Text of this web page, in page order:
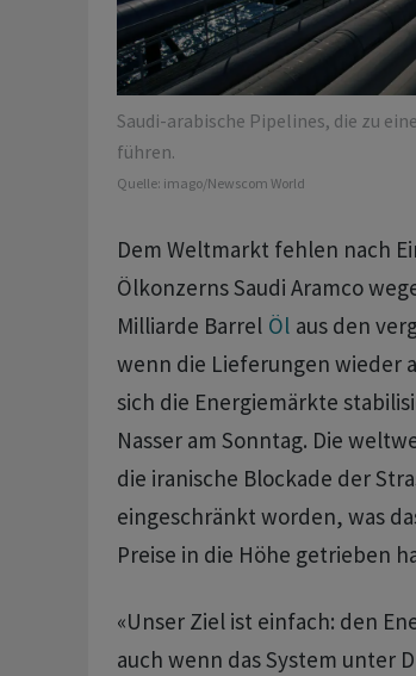
Saudi-arabische Pipelines, die zu
führen.
Quelle: imago/Newscom World
Dem Weltmarkt fehlen nach
Ölkonzerns Saudi Aramco
‌Milliarde ⁠Barrel Öl aus den
wenn ⁠die Lieferungen wieder
sich die Energiemärkte
Nasser am Sonntag. ‌Die
die iranische Blockade der
eingeschränkt worden, was
Preise in die Höhe getrieben
«Unser Ziel ist einfach: den
auch ‌wenn das System unter